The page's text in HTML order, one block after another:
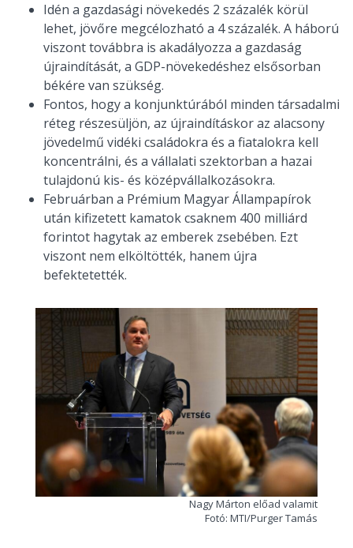
Idén a gazdasági növekedés 2 százalék körül
lehet, jövőre megcélozható a 4 százalék. A háború
viszont továbbra is akadályozza a gazdaság
újraindítását, a GDP-növekedéshez elsősorban
békére van szükség.
Fontos, hogy a konjunktúrából minden társadalmi
réteg részesüljön, az újraindításkor az alacsony
jövedelmű vidéki családokra és a fiatalokra kell
koncentrálni, és a vállalati szektorban a hazai
tulajdonú kis- és középvállalkozásokra.
Februárban a Prémium Magyar Állampapírok
után kifizetett kamatok csaknem 400 milliárd
forintot hagytak az emberek zsebében. Ezt
viszont nem elköltötték, hanem újra
befektetették.
Nagy Márton előad valamit
Fotó: MTI/Purger Tamás